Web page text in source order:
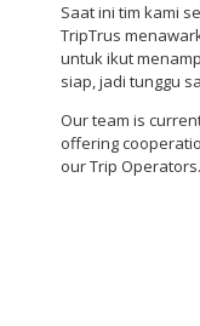
Saat ini tim kami
TripTrus
untuk ikut
siap, jadi tunggu
Our team is
offering
our Trip